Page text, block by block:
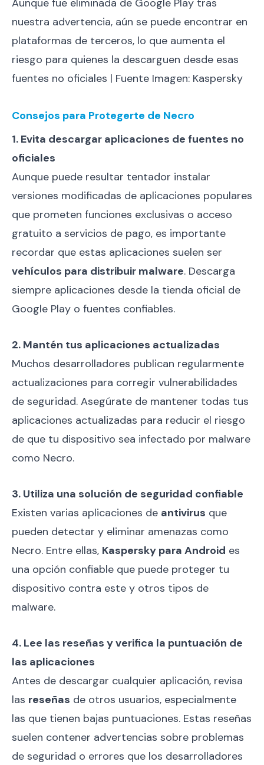
Aunque fue eliminada de Google Play tras
nuestra advertencia, aún se puede encontrar en
plataformas de terceros, lo que aumenta el
riesgo para quienes la descarguen desde esas
fuentes no oficiales | Fuente Imagen: Kaspersky
Consejos para Protegerte de Necro
1. Evita descargar aplicaciones de fuentes no
oficiales
Aunque puede resultar tentador instalar
versiones modificadas de aplicaciones populares
que prometen funciones exclusivas o acceso
gratuito a servicios de pago, es importante
recordar que estas aplicaciones suelen ser
vehículos para distribuir malware. Descarga
siempre aplicaciones desde la tienda oficial de
Google Play o fuentes confiables.
2. Mantén tus aplicaciones actualizadas
Muchos desarrolladores publican regularmente
actualizaciones para corregir vulnerabilidades
de seguridad. Asegúrate de mantener todas tus
aplicaciones actualizadas para reducir el riesgo
de que tu dispositivo sea infectado por malware
como Necro.
3. Utiliza una solución de seguridad confiable
Existen varias aplicaciones de antivirus que
pueden detectar y eliminar amenazas como
Necro. Entre ellas, Kaspersky para Android es
una opción confiable que puede proteger tu
dispositivo contra este y otros tipos de
malware.
4. Lee las reseñas y verifica la puntuación de
las aplicaciones
Antes de descargar cualquier aplicación, revisa
las reseñas de otros usuarios, especialmente
las que tienen bajas puntuaciones. Estas reseñas
suelen contener advertencias sobre problemas
de seguridad o errores que los desarrolladores